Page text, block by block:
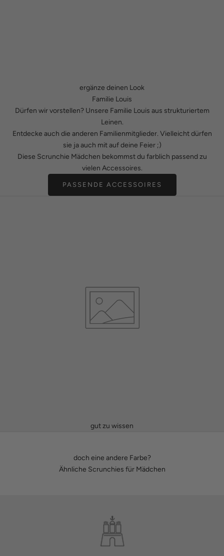
ergänze deinen Look
Familie Louis
Dürfen wir vorstellen? Unsere Familie Louis aus strukturiertem
Leinen.
Entdecke auch die anderen Familienmitglieder. Vielleicht dürfen
sie ja auch mit auf deine Feier ;)
Diese Scrunchie Mädchen bekommst du farblich passend zu
vielen Accessoires.
PASSENDE ACCESSOIRES
gut zu wissen
doch eine andere Farbe?
Ähnliche Scrunchies für Mädchen